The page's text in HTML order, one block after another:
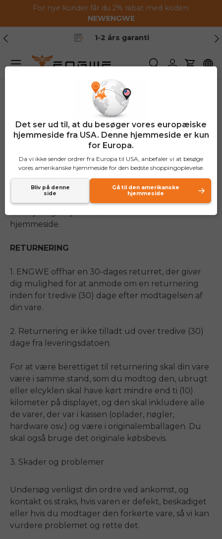
For nye kunder får du 2% rabat med koden:
NEWENGWE
Tidligere
1-2 års garanti
SøgeLog indVogn
Menu
Retur- og
tilbagebetalingspolitik
Gennemgå venligst følgende oplysninger for at
gøre dig bekendt med vores retur- og
refunderingspolitik, som gælder for elektriske
hjemmeside.
RETURNERING
1. ENGWE offhar en 30-dages returret, der giver
dig mulighed for at anmode om en returnering
inden for tredive (30) dage efter modtagelsen af ​​
din vare.
2. Returnering er ikke tilladt ud over tredive (30)
dage fra leveringsdatoen.
For at være berettiget til returnering skal din vare
være i samme stand, som du modtog den, ubrugt
eller elcyklen skal have kørt mindre end ti (10)
kilometer på displayet, og den skal inkludere alle
de varer, der var i kassen (oplader, nøgler,
hardware osv.) og være i originalemballagen. Du
skal også bruge det originale købsbevis.
3. Skader og problemer
Undersøg venligst din ordre ved ankomst, og
kontakt os straks, hvis varen er defekt, beskadiget
eller hvis du modtager den forkerte vare, så vi kan
vurdere problemet og rette det.
Det ser ud til, at du besøger vores europæiske
hjemmeside fra USA. Denne hjemmeside er kun
for Europa.
Da vi ikke sender ordrer fra Europa til USA, anbefaler vi at besøge
vores amerikanske hjemmeside for den bedste shoppingoplevelse.
Bliv på denne
side
Gå til den amerikanske
hjemmeside